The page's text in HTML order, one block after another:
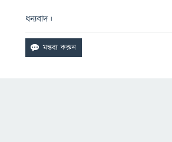
ধন্যবাদ।